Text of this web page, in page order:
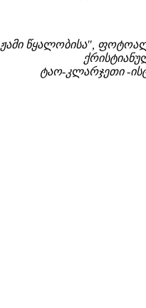
ჟამი წყალობისა",
ტაო-კლარჯეთი -